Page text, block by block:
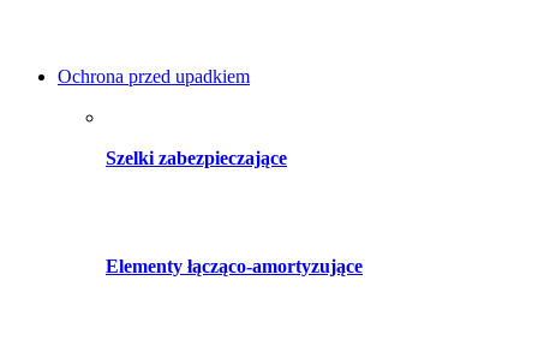
Ochrona przed upadkiem
Szelki zabezpieczające
Elementy łącząco-amortyzujące